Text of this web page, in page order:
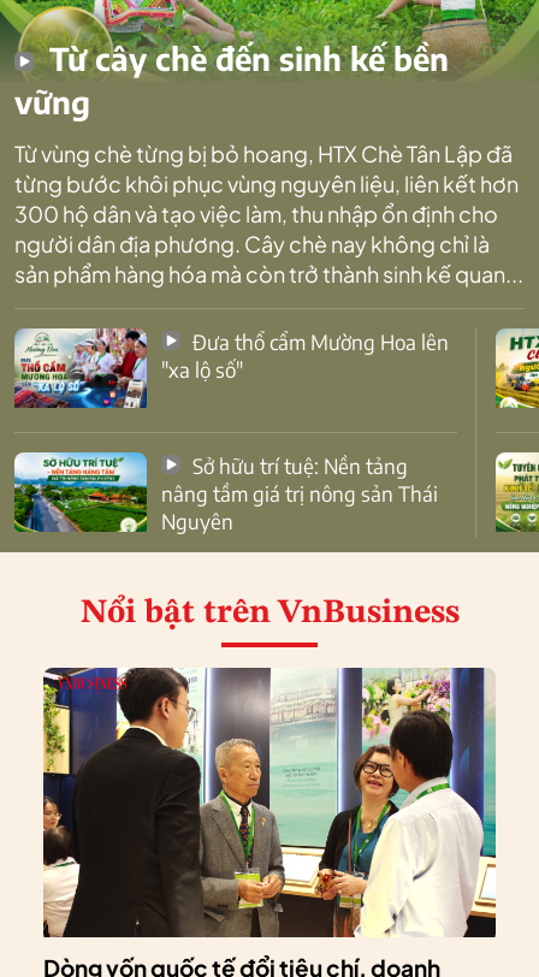
Từ cây chè đến sinh kế bền
vững
Từ vùng chè từng bị bỏ hoang, HTX Chè Tân Lập đã
từng bước khôi phục vùng nguyên liệu, liên kết hơn
300 hộ dân và tạo việc làm, thu nhập ổn định cho
người dân địa phương. Cây chè nay không chỉ là
sản phẩm hàng hóa mà còn trở thành sinh kế quan...
"xa lộ số"
nâng tầm giá trị nông sản Thái
Nguyên
Nổi bật trên VnBusiness
Dòng vốn quốc tế đổi tiêu chí, doanh